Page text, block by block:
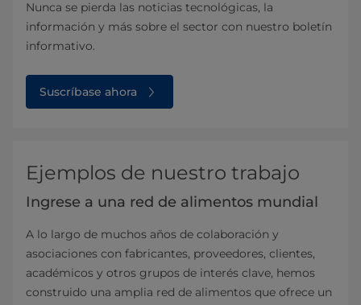
Nunca se pierda las noticias tecnológicas, la
información y más sobre el sector con nuestro boletín
informativo.
Suscríbase ahora
Ejemplos de nuestro trabajo
Ingrese a una red de alimentos mundial
A lo largo de muchos años de colaboración y
asociaciones con fabricantes, proveedores, clientes,
académicos y otros grupos de interés clave, hemos
construido una amplia red de alimentos que ofrece un